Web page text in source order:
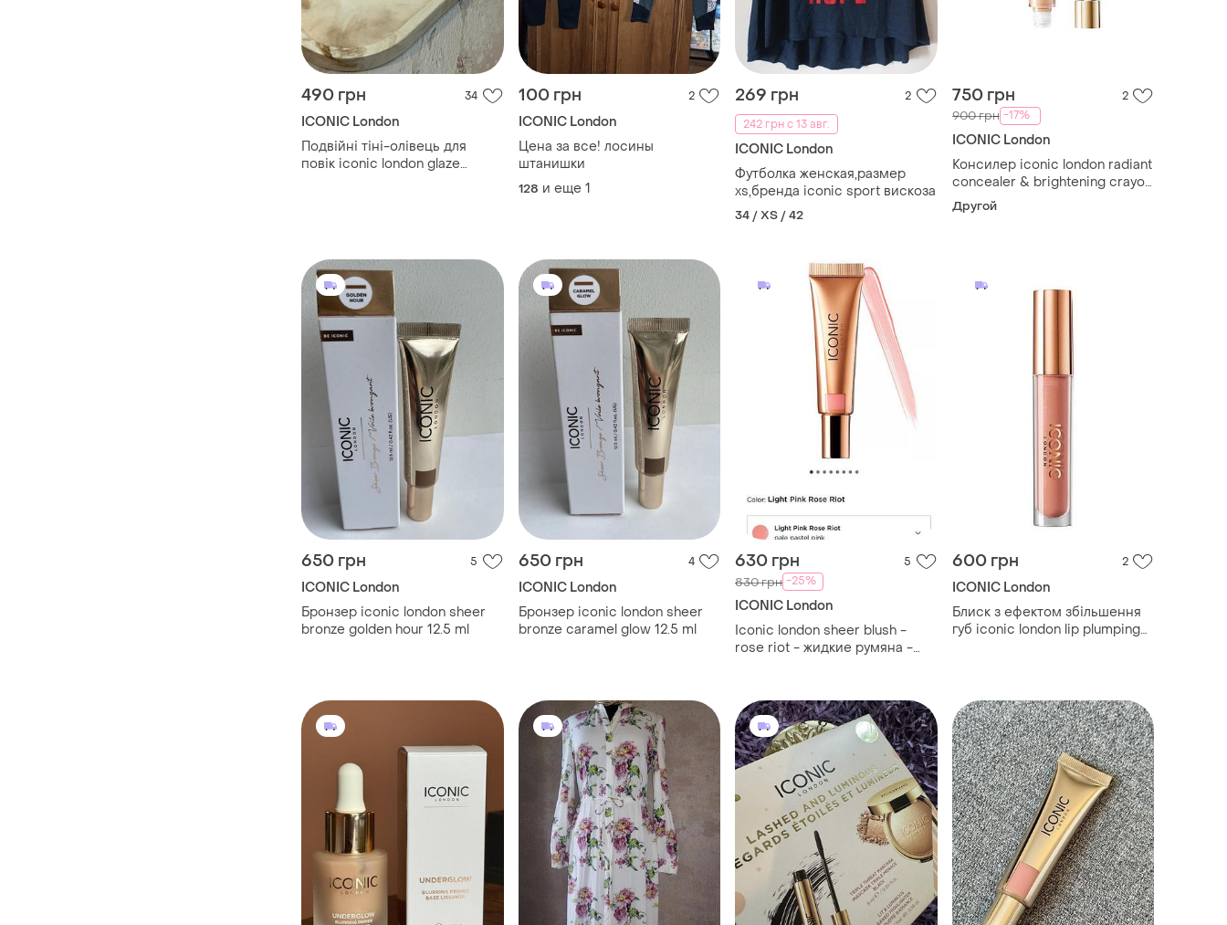
490 грн 34
ICONIC London
Подвійні тіні-олівець для
повік iconic london glaze
100 грн 2
ICONIC London
Цена за все! лосины
штанишки
128 и еще 1
269 грн
2
242 грн с 13 авг.
ICONIC London
Футболка женская,размер
xs,бренда iconic sport вискоза
34 / XS / 42
750 грн 2
900 грн -17%
ICONIC London
Консилер iconic london radiant
concealer & brightening crayon
duo
Другой
650 грн 5
ICONIC London
Бронзер iconic london sheer
bronze golden hour 12.5 ml
650 грн 4
ICONIC London
Бронзер iconic london sheer
bronze caramel glow 12.5 ml
630 грн 5
830 грн -25%
ICONIC London
Iconic london sheer blush -
rose riot - жидкие румяна -
600 грн 2
ICONIC London
Блиск з ефектом збільшення
губ iconic london lip plumping